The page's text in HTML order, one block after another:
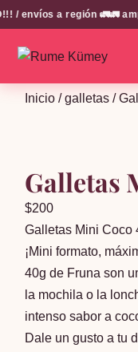
envíos a región 🚛🚛
Inicio /galletas /
Galletas
$200
Galletas Mini Coco
¡Mini formato,
40g de Fruna son
la mochila o la
intenso sabor a
Dale un gusto a tu